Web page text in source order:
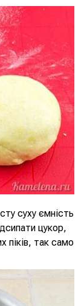
суху ємність
цукор,
піків, так само